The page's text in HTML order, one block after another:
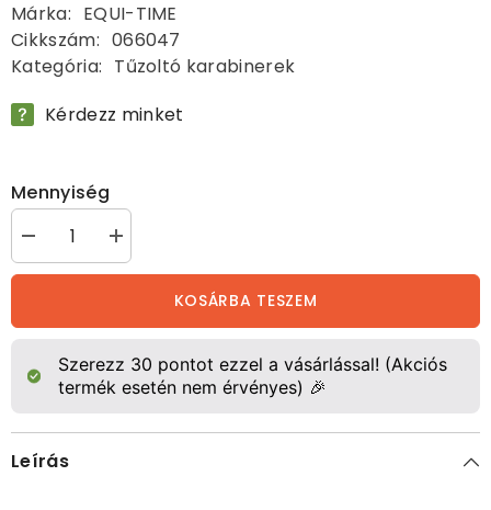
Márka: EQUI-TIME
Cikkszám: 066047
Kategória: Tűzoltó karabinerek
Kérdezz minket
Mennyiség
Menetes
tűzoltókarabiner,
10
csökkentése
Menetes
tűzoltókarabiner,
10
mennyiségének
növelése
KOSÁRBA TESZEM
Szerezz 30 pontot ezzel a vásárlással! (Akciós
termék esetén nem érvényes) 🎉
Leírás